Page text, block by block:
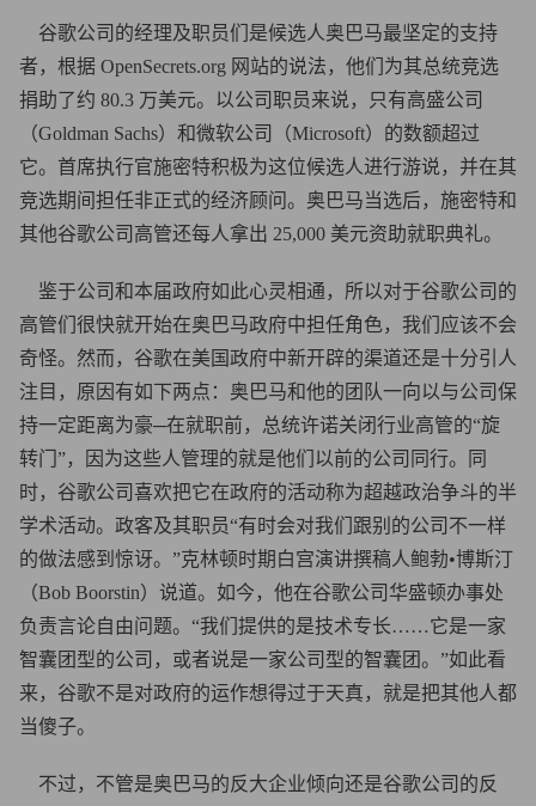
谷歌公司的经理及职员们是候选人奥巴马最坚定的支持
者，根据 OpenSecrets.org 网站的说法，他们为其总统竞选
捐助了约 80.3 万美元。以公司职员来说，只有高盛公司
（Goldman Sachs）和微软公司（Microsoft）的数额超过
它。首席执行官施密特积极为这位候选人进行游说，并在其
竞选期间担任非正式的经济顾问。奥巴马当选后，施密特和
其他谷歌公司高管还每人拿出 25,000 美元资助就职典礼。
鉴于公司和本届政府如此心灵相通，所以对于谷歌公司的
高管们很快就开始在奥巴马政府中担任角色，我们应该不会
奇怪。然而，谷歌在美国政府中新开辟的渠道还是十分引人
注目，原因有如下两点：奥巴马和他的团队一向以与公司保
持一定距离为豪─在就职前，总统许诺关闭行业高管的“旋
转门”，因为这些人管理的就是他们以前的公司同行。同
时，谷歌公司喜欢把它在政府的活动称为超越政治争斗的半
学术活动。政客及其职员“有时会对我们跟别的公司不一样
的做法感到惊讶。”克林顿时期白宫演讲撰稿人鲍勃•博斯汀
（Bob Boorstin）说道。如今，他在谷歌公司华盛顿办事处
负责言论自由问题。“我们提供的是技术专长……它是一家
智囊团型的公司，或者说是一家公司型的智囊团。”如此看
来，谷歌不是对政府的运作想得过于天真，就是把其他人都
当傻子。
不过，不管是奥巴马的反大企业倾向还是谷歌公司的反